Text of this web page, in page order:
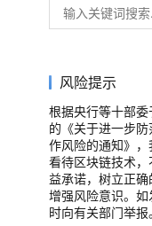
风险提示
根据央行等十部
的《关于进一步
作风险的通知》
看待区块链技术
益承诺，树立正确
增强风险意识。
时向有关部门举报